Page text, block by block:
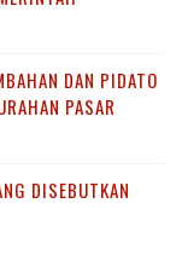
DAN PIDATO
PASAR
DISEBUTKAN